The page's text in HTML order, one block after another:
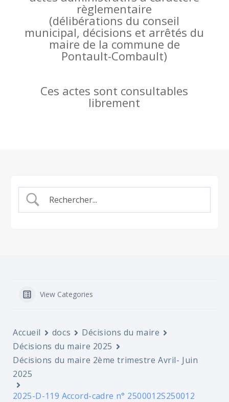
règlementaire
(délibérations du conseil
municipal, décisions et arrêtés du
maire de la commune de
Pontault-Combault)
Ces actes sont consultables
librement
View Categories
Accueil docs
Décisions du maire
Décisions du maire 2025
Décisions du maire 2ème trimestre Avril- Juin
2025
2025-D-119 Accord-cadre n° 2500012S250012